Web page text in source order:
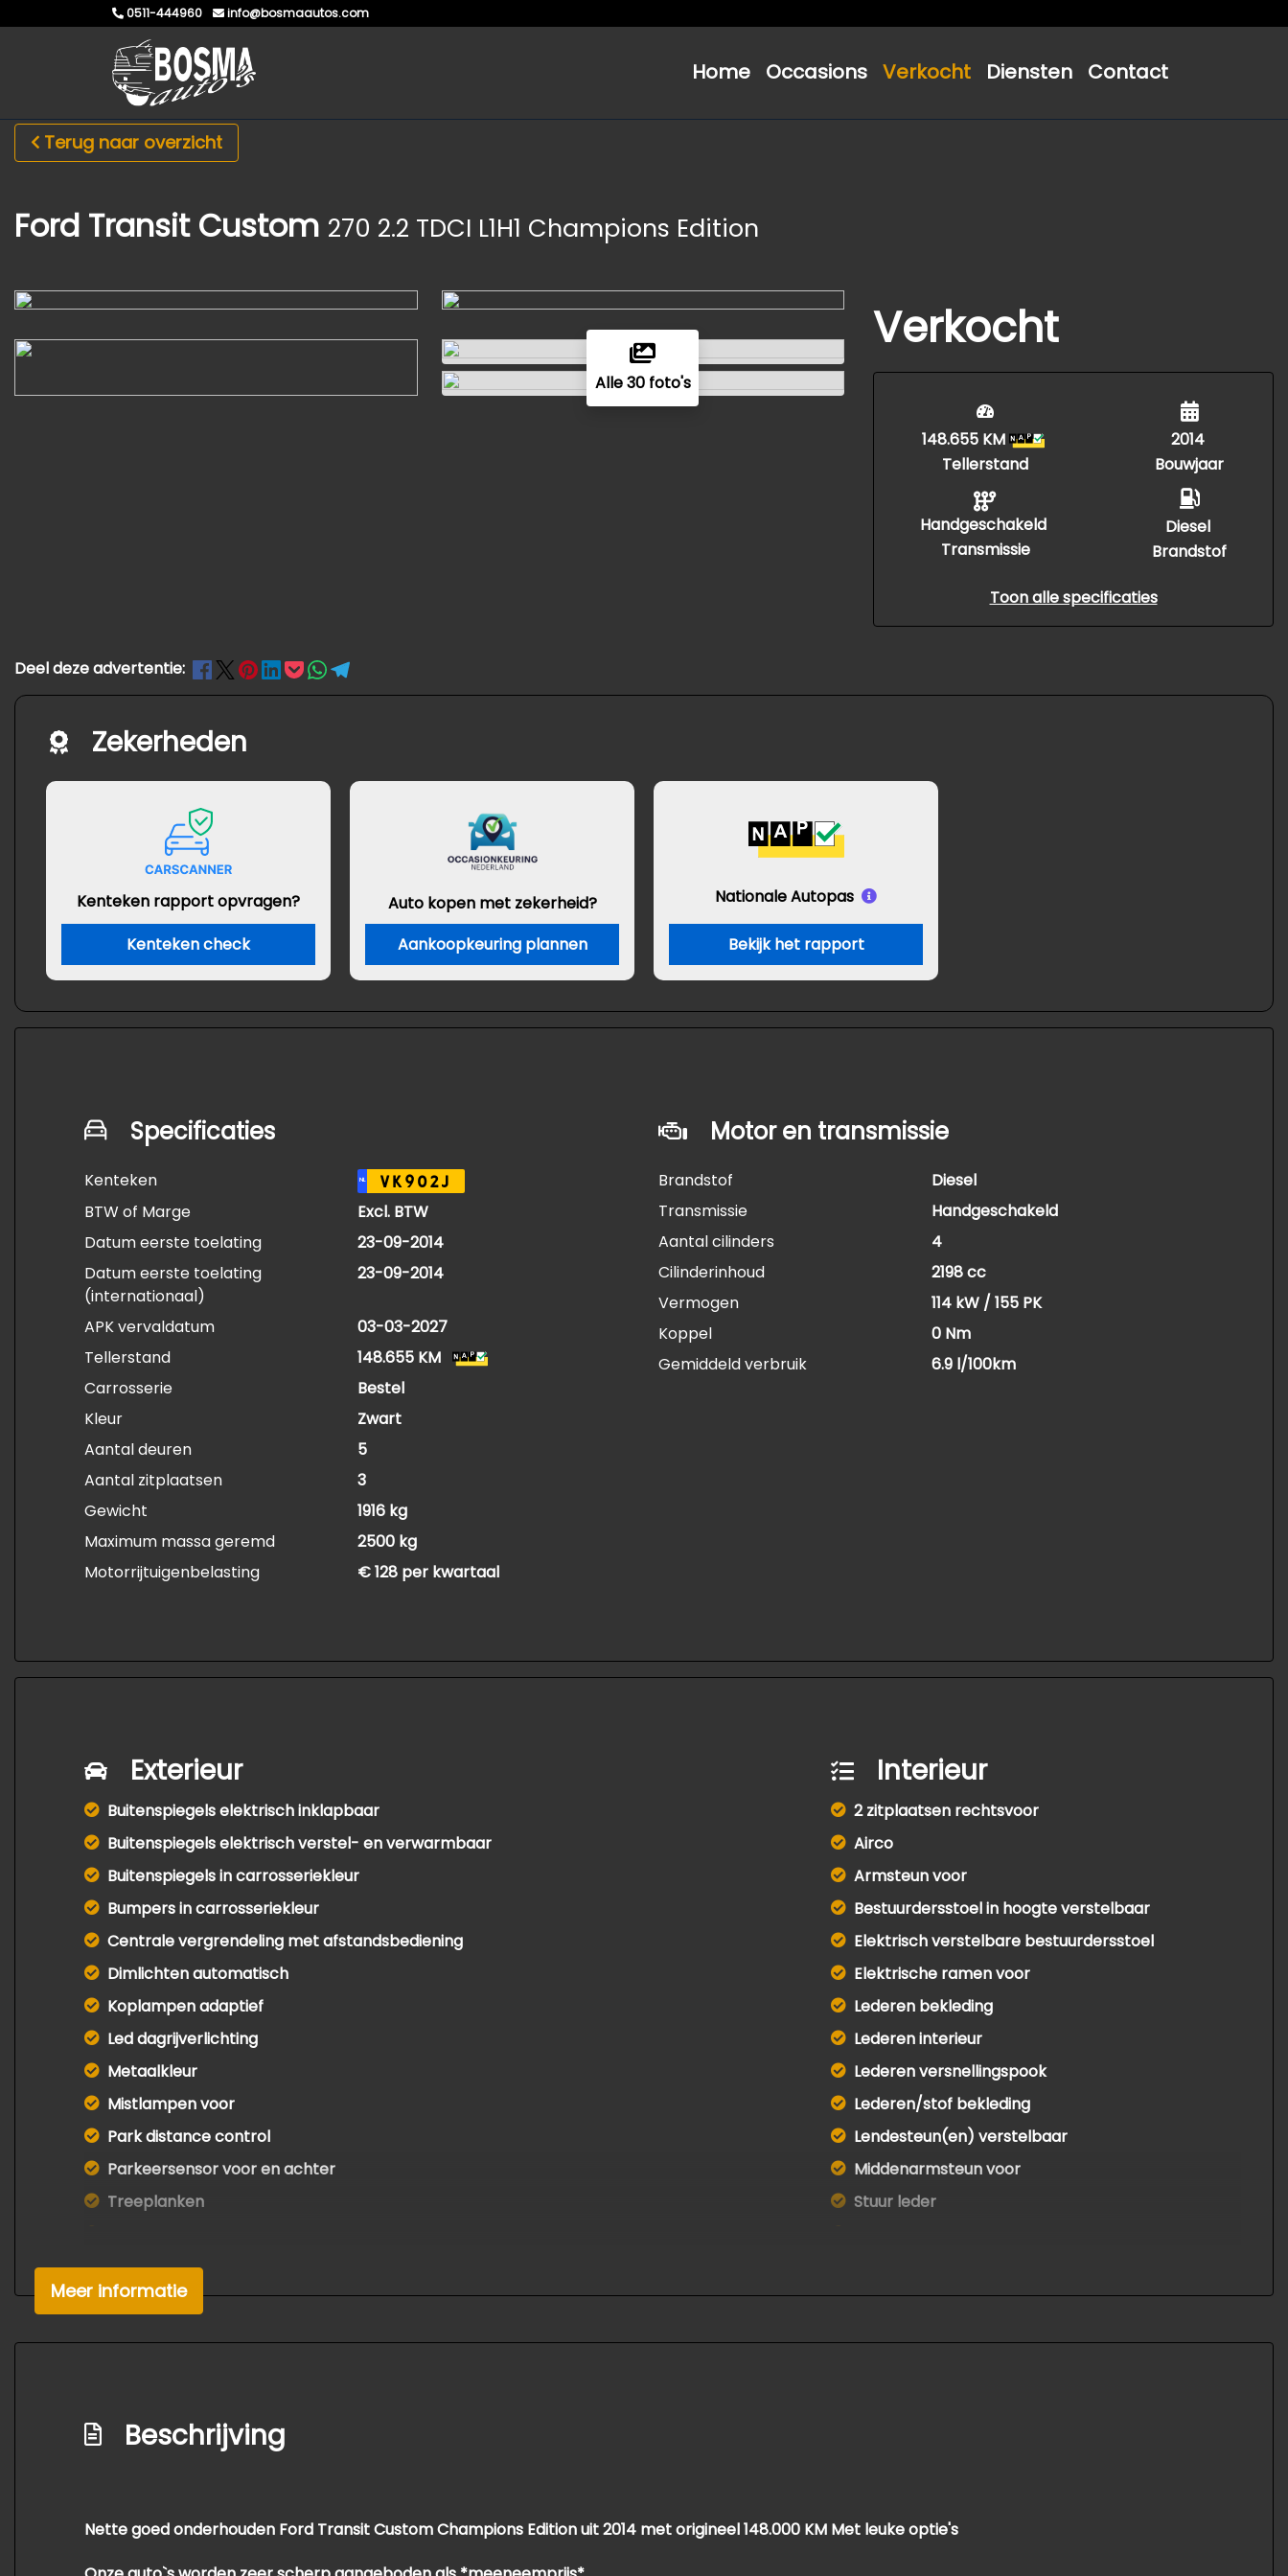
0511-444960 info@bosmaautos.com
Home Occasions Verkocht Diensten Contact
Terug naar overzicht
Ford Transit Custom 270 2.2 TDCI L1H1 Champions Edition
Alle 30 foto's
Verkocht
148.655 KM
Tellerstand
Handgeschakeld
Transmissie
2014
Bouwjaar
Diesel
Brandstof
Toon alle specificaties
Deel deze advertentie:
Zekerheden
Kenteken rapport opvragen?
Kenteken check
Auto kopen met zekerheid?
Aankoopkeuring plannen
Nationale Autopas
Bekijk het rapport
Specificaties
Kenteken NL VK902J
BTW of Marge
Excl. BTW
Datum eerste toelating
23-09-2014
Datum eerste toelating
(internationaal)
23-09-2014
APK vervaldatum
03-03-2027
Tellerstand
148.655 KM
Carrosserie
Bestel
Kleur
Zwart
Aantal deuren
5
Aantal zitplaatsen
3
Gewicht
1916 kg
Maximum massa geremd
2500 kg
Motorrijtuigenbelasting
€ 128 per kwartaal
Motor en transmissie
Brandstof
Diesel
Transmissie
Handgeschakeld
Aantal cilinders
4
Cilinderinhoud
2198 cc
Vermogen
114 kW / 155 PK
Koppel
0 Nm
Gemiddeld verbruik
6.9 l/100km
Exterieur
Buitenspiegels elektrisch inklapbaar
Buitenspiegels elektrisch verstel- en verwarmbaar
Buitenspiegels in carrosseriekleur
Bumpers in carrosseriekleur
Centrale vergrendeling met afstandsbediening
Dimlichten automatisch
Koplampen adaptief
Led dagrijverlichting
Metaalkleur
Mistlampen voor
Park distance control
Parkeersensor voor en achter
Treeplanken
Verwarmde voorruit
Zijschuifdeur rechts
Interieur
2 zitplaatsen rechtsvoor
Airco
Armsteun voor
Bestuurdersstoel in hoogte verstelbaar
Elektrisch verstelbare bestuurdersstoel
Elektrische ramen voor
Lederen bekleding
Lederen interieur
Lederen versnellingspook
Lederen/stof bekleding
Lendesteun(en) verstelbaar
Middenarmsteun voor
Stuur leder
Voorstoelen verwarmd
Overige
Bluetooth
Hoofd airbag(s) voor
Meer informatie
Beschrijving
Nette goed onderhouden Ford Transit Custom Champions Edition uit 2014 met origineel 148.000 KM Met leuke optie's